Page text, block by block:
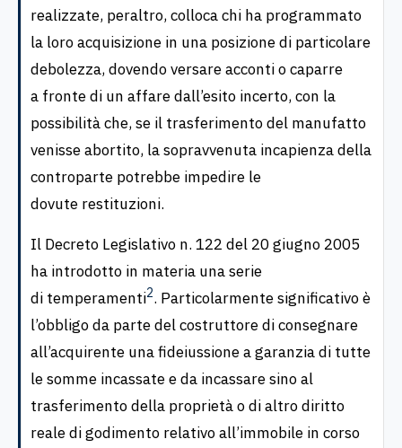
realizzate, peraltro, colloca chi ha programmato
la loro acquisizione in una posizione di particolare
debolezza, dovendo versare acconti o caparre
a fronte di un affare dall’esito incerto, con la
possibilità che, se il trasferimento del manufatto
venisse abortito, la sopravvenuta incapienza della
controparte potrebbe impedire le
dovute restituzioni.
Il Decreto Legislativo n. 122 del 20 giugno 2005
ha introdotto in materia una serie
di temperamenti2. Particolarmente significativo è
l’obbligo da parte del costruttore di consegnare
all’acquirente una fideiussione a garanzia di tutte
le somme incassate e da incassare sino al
trasferimento della proprietà o di altro diritto
reale di godimento relativo all’immobile in corso